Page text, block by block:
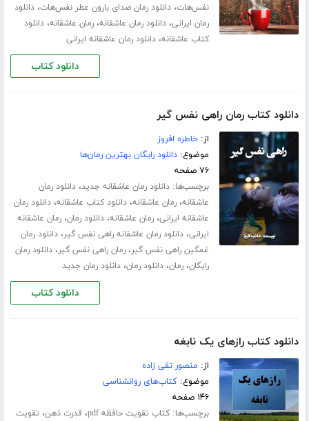
نفس‌هات،دانلود رمان صدای بارون عطر نفس‌هات،دانلود
رمان ایرانی،دانلود رمان عاشقانه،رمان عاشقانه،دانلود
کتاب عاشقانه،دانلود رمان عاشقانه ایرانی
دانلود کتاب
دانلود کتاب رمان راهی نفس گیر
از:خاطره افروز
موضوع:دانلود رایگان بهترین رمان‌ها
۷۶ صفحه
برچسب‌ها:دانلود رمان عاشقانه جدید،دانلود رمان
عاشقانه،رمان عاشقانه،دانلود کتاب عاشقانه،دانلود رمان
عاشقانه ایرانی،رمان عاشقانه،دانلود رمان،رمان عاشقانه
ایرانی،دانلود رمان عاشقانه راهی نفس گیر،دانلود رمان
غمگین راهی نفس گیر،رمان راهی نفس گیر،دانلود رمان
رایگان،رمان،دانلود رمان،دانلود رمان جدید
دانلود کتاب
دانلود کتاب رازهای یک نابغه
از: منصور تقی زاده
موضوع:کتاب‌های روانشناسی
۱۴۶ صفحه
برچسب‌ها:کتاب تقویت حافظه pdf ، قدرت ذهن، تقویت